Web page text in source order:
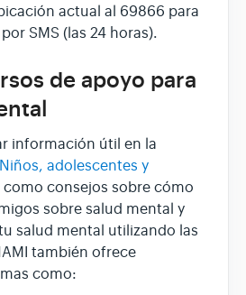
actual al 69866 para
SMS (las 24 horas).
de apoyo para
información útil en la
Niños, adolescentes y
como consejos sobre cómo
sobre salud mental y
salud mental utilizando las
también ofrece
como: